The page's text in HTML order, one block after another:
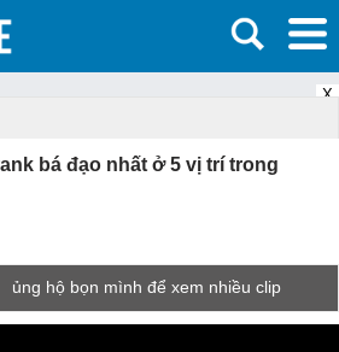
X
bá đạo nhất ở 5 vị trí trong
ủng hộ bọn mình để xem nhiều clip